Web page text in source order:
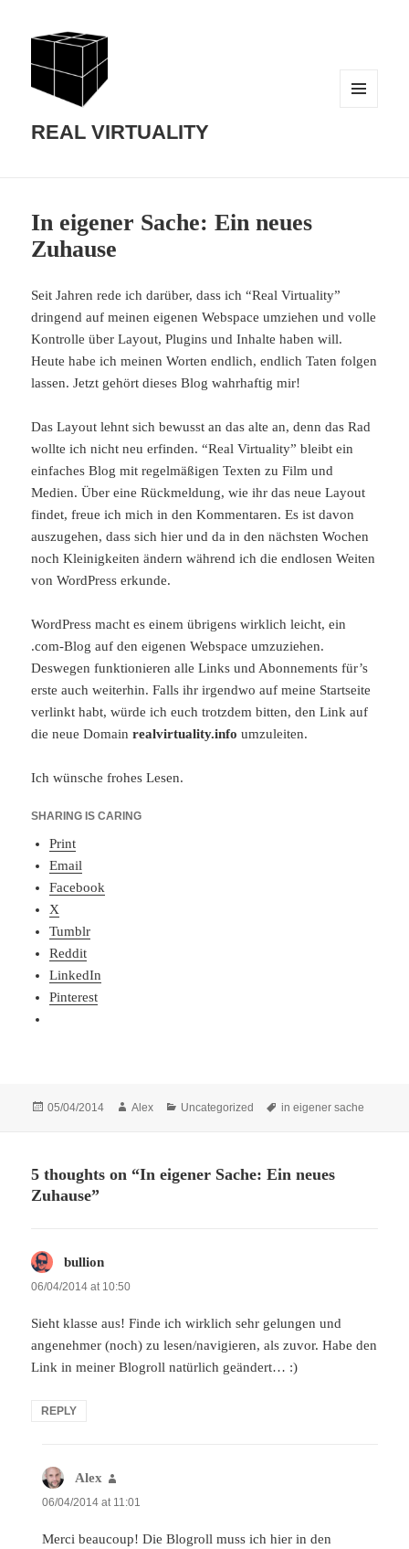
REAL VIRTUALITY
In eigener Sache: Ein neues
Zuhause
Seit Jahren rede ich darüber, dass ich “Real Virtuality”
dringend auf meinen eigenen Webspace umziehen und volle
Kontrolle über Layout, Plugins und Inhalte haben will.
Heute habe ich meinen Worten endlich, endlich Taten folgen
lassen. Jetzt gehört dieses Blog wahrhaftig mir!
Das Layout lehnt sich bewusst an das alte an, denn das Rad
wollte ich nicht neu erfinden. “Real Virtuality” bleibt ein
einfaches Blog mit regelmäßigen Texten zu Film und
Medien. Über eine Rückmeldung, wie ihr das neue Layout
findet, freue ich mich in den Kommentaren. Es ist davon
auszugehen, dass sich hier und da in den nächsten Wochen
noch Kleinigkeiten ändern während ich die endlosen Weiten
von WordPress erkunde.
WordPress macht es einem übrigens wirklich leicht, ein
.com-Blog auf den eigenen Webspace umzuziehen.
Deswegen funktionieren alle Links und Abonnements für’s
erste auch weiterhin. Falls ihr irgendwo auf meine Startseite
verlinkt habt, würde ich euch trotzdem bitten, den Link auf
die neue Domainrealvirtuality.info umzuleiten.
Ich wünsche frohes Lesen.
SHARING IS CARING
Print
Email
Facebook
X
Tumblr
Reddit
LinkedIn
Pinterest
Posted
05/04/2014 Author
Alex Categories
Uncategorized Tags
in eigener sache
5 thoughts on “In eigener Sache: Ein neues
Zuhause”
bullion
06/04/2014 at 10:50
Sieht klasse aus! Finde ich wirklich sehr gelungen und
angenehmer (noch) zu lesen/navigieren, als zuvor. Habe den
Link in meiner Blogroll natürlich geändert… :)
REPLY
Alex
06/04/2014 at 11:01
Merci beaucoup! Die Blogroll muss ich hier in den